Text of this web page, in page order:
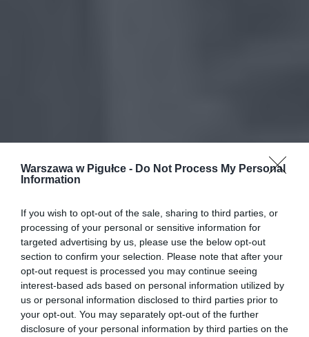
Warszawa w Pigułce - Do Not Process My Personal
Information
If you wish to opt-out of the sale, sharing to third parties, or
processing of your personal or sensitive information for
targeted advertising by us, please use the below opt-out
section to confirm your selection. Please note that after your
opt-out request is processed you may continue seeing
interest-based ads based on personal information utilized by
us or personal information disclosed to third parties prior to
your opt-out. You may separately opt-out of the further
disclosure of your personal information by third parties on the